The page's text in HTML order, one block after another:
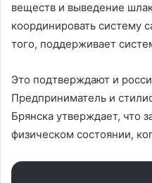
веществ и выведение
координировать систему
того, поддерживает
Это подтверждают и
Предприниматель и
Брянска утверждает, что
физическом состоянии,